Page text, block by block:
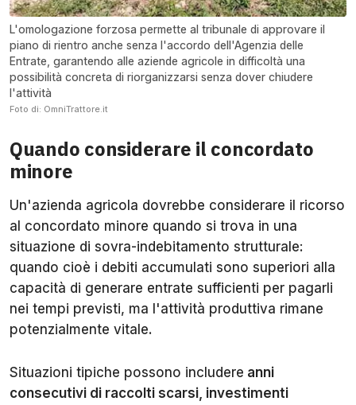
L'omologazione forzosa permette al tribunale di approvare il
piano di rientro anche senza l'accordo dell'Agenzia delle
Entrate, garantendo alle aziende agricole in difficoltà una
possibilità concreta di riorganizzarsi senza dover chiudere
l'attività
Foto di: OmniTrattore.it
Quando considerare il concordato
minore
Un'azienda agricola dovrebbe considerare il ricorso
al concordato minore quando si trova in una
situazione di sovra-indebitamento strutturale:
quando cioè i debiti accumulati sono superiori alla
capacità di generare entrate sufficienti per pagarli
nei tempi previsti, ma l'attività produttiva rimane
potenzialmente vitale.
Situazioni tipiche possono includere anni
consecutivi di raccolti scarsi, investimenti